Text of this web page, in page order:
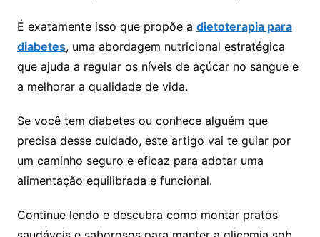
É exatamente isso que propõe a dietoterapia para
diabetes, uma abordagem nutricional estratégica
que ajuda a regular os níveis de açúcar no sangue e
a melhorar a qualidade de vida.
Se você tem diabetes ou conhece alguém que
precisa desse cuidado, este artigo vai te guiar por
um caminho seguro e eficaz para adotar uma
alimentação equilibrada e funcional.
Continue lendo e descubra como montar pratos